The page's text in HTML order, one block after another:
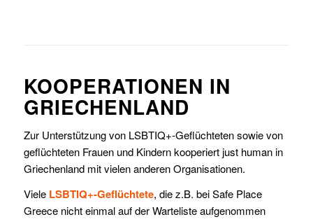
KOOPERATIONEN IN
GRIECHENLAND
Zur Unterstützung von LSBTIQ+-Geflüchteten sowie von
geflüchteten Frauen und Kindern kooperiert just human in
Griechenland mit vielen anderen Organisationen.
Viele LSBTIQ+-Geflüchtete, die z.B. bei Safe Place
Greece nicht einmal auf der Warteliste aufgenommen